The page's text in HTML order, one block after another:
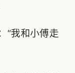
“我和小傅走